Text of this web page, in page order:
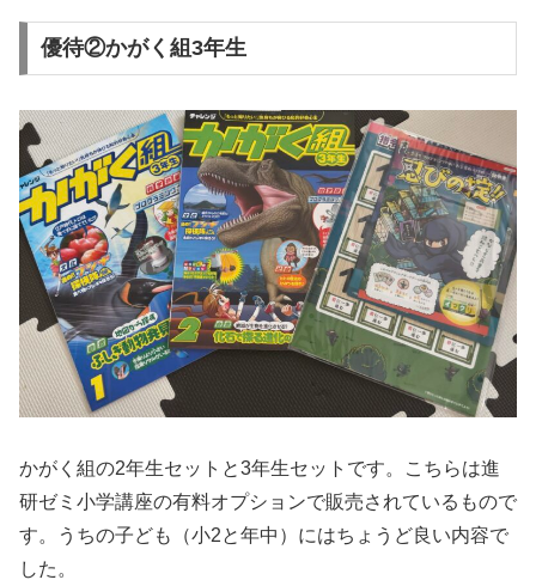
優待②かがく組3年生
かがく組の2年生セットと3年生セットです。こちらは進
研ゼミ小学講座の有料オプションで販売されているもので
す。うちの子ども（小2と年中）にはちょうど良い内容で
した。